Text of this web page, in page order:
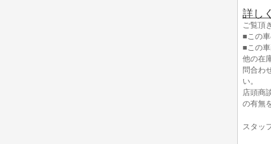
詳し
ご覧頂
■この
■この
他の在
問合わ
い。
店頭商
の有無
スタッ